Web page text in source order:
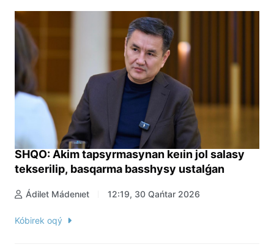
SHQO: Ákim tapsyrmasynan keıin jol salasy
tekserilip, basqarma basshysy ustalǵan
Ádilet Mádenıet 12:19, 30 Qańtar 2026
Kóbirek oqý